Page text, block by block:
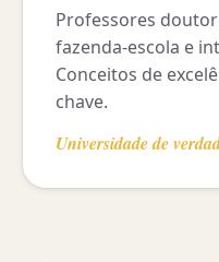
Professores
fazenda-escola e
Conceitos de
chave.
Universidade de